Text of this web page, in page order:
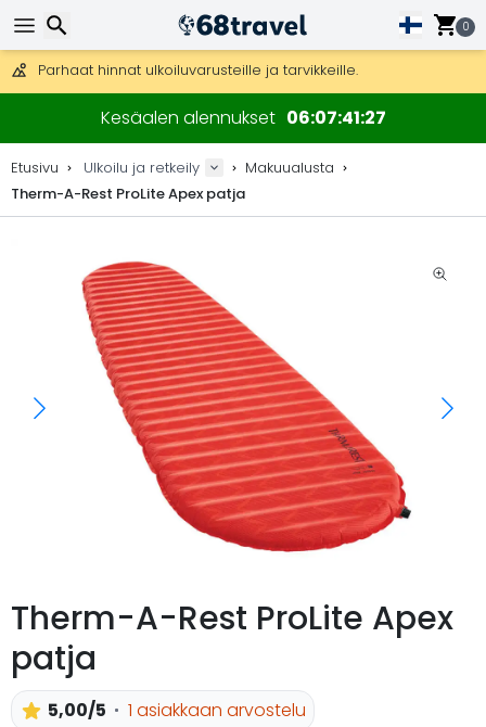
0
Mahdollisuus lähettää DHL Express -lähetyksenä (toimitus 24
30 päivää palautukseen, 90 päivää puukarttoihin ja koristeisiin.
Parhaat hinnat ulkoiluvarusteille ja tarvikkeille.
Kesäalen alennukset 06074127
Etusivu Ulkoilu ja retkeily
Makuualusta
Therm-A-Rest ProLite Apex patja
Therm-A-Rest ProLite Apex
patja
5,00/5
1 asiakkaan arvostelu